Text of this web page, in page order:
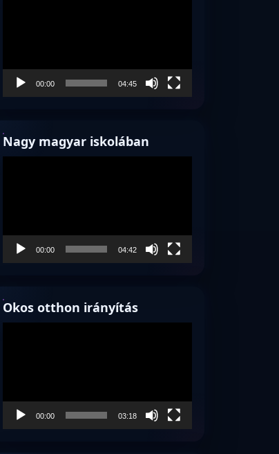
00:00 04:45
Nagy magyar iskolában
00:00 04:42
Okos otthon irányítás
00:00 03:18